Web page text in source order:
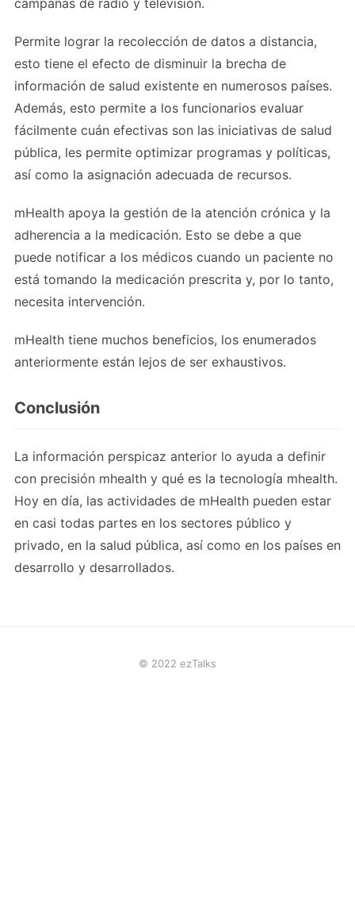
Permite lograr la recolección de datos a distancia,
esto tiene el efecto de disminuir la brecha de
información de salud existente en numerosos países.
Además, esto permite a los funcionarios evaluar
fácilmente cuán efectivas son las iniciativas de salud
pública, les permite optimizar programas y políticas,
así como la asignación adecuada de recursos.
mHealth apoya la gestión de la atención crónica y la
adherencia a la medicación. Esto se debe a que
puede notificar a los médicos cuando un paciente no
está tomando la medicación prescrita y, por lo tanto,
necesita intervención.
mHealth tiene muchos beneficios, los enumerados
anteriormente están lejos de ser exhaustivos.
Conclusión
La información perspicaz anterior lo ayuda a definir
con precisión mhealth y qué es la tecnología mhealth.
Hoy en día, las actividades de mHealth pueden estar
en casi todas partes en los sectores público y
privado, en la salud pública, así como en los países en
desarrollo y desarrollados.
© 2022 ezTalks